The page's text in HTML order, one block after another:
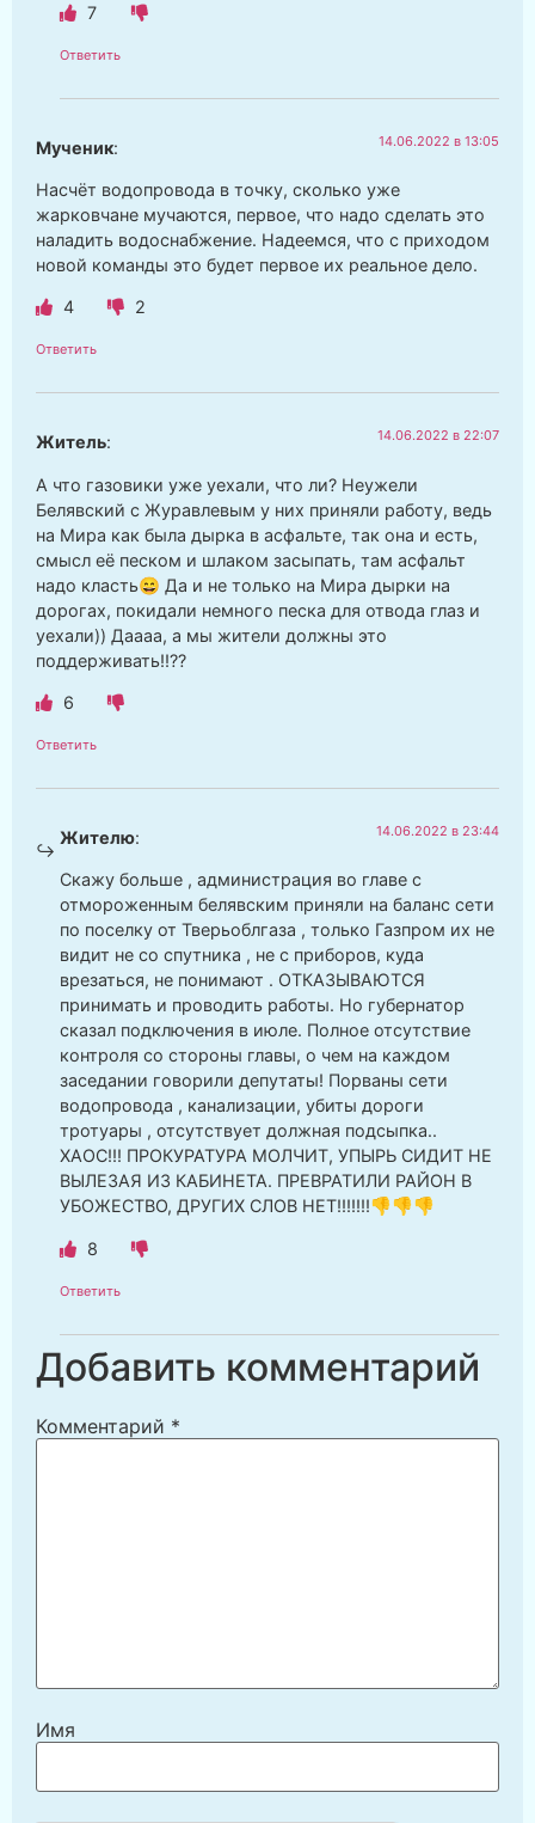
7
Ответить
Мученик: 14.06.2022 в 13:05
Насчёт водопровода в точку, сколько уже
жарковчане мучаются, первое, что надо сделать это
наладить водоснабжение. Надеемся, что с приходом
новой команды это будет первое их реальное дело.
4 2
Ответить
Житель: 14.06.2022 в 22:07
А что газовики уже уехали, что ли? Неужели
Белявский с Журавлевым у них приняли работу, ведь
на Мира как была дырка в асфальте, так она и есть,
смысл её песком и шлаком засыпать, там асфальт
надо класть😄 Да и не только на Мира дырки на
дорогах, покидали немного песка для отвода глаз и
уехали)) Даааа, а мы жители должны это
поддерживать!!??
6
Ответить
Жителю: 14.06.2022 в 23:44
Скажу больше , администрация во главе с
отмороженным белявским приняли на баланс сети
по поселку от Тверьоблгаза , только Газпром их не
видит не со спутника , не с приборов, куда
врезаться, не понимают . ОТКАЗЫВАЮТСЯ
принимать и проводить работы. Но губернатор
сказал подключения в июле. Полное отсутствие
контроля со стороны главы, о чем на каждом
заседании говорили депутаты! Порваны сети
водопровода , канализации, убиты дороги
тротуары , отсутствует должная подсыпка..
ХАОС!!! ПРОКУРАТУРА МОЛЧИТ, УПЫРЬ СИДИТ НЕ
ВЫЛЕЗАЯ ИЗ КАБИНЕТА. ПРЕВРАТИЛИ РАЙОН В
УБОЖЕСТВО, ДРУГИХ СЛОВ НЕТ!!!!!!!👎👎👎
8
Ответить
Добавить комментарий
Комментарий *
Имя